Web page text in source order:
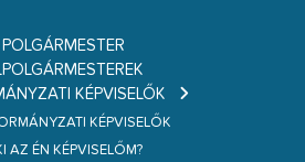
POLGÁRMESTER
KÉPVISELŐK
KÉPVISELŐK
AZ ÉN KÉPVISELŐM?